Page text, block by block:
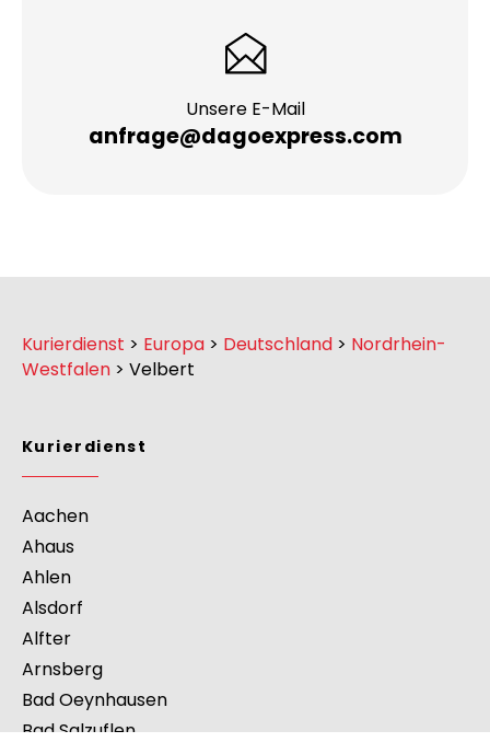
Unsere E-Mail
anfrage@dagoexpress.com
Kurierdienst > Europa > Deutschland > Nordrhein-
Westfalen > Velbert
Kurierdienst
Aachen
Ahaus
Ahlen
Alsdorf
Alfter
Arnsberg
Bad Oeynhausen
Bad Salzuflen